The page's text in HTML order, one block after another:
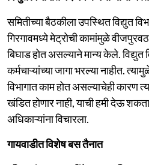
समितीच्या बैठकीला उपस्थित विद्युत
गिरगावमध्ये मेट्रोची कामांमुळे
बिघाड होत असल्याने मान्य केले. विद्युत
कर्मचाऱ्यांच्या जागा भरल्या नाहीत.
विभागात काम होत असल्याचेही कारण
खंडित होणार नाही, याची हमी देऊ
अधिकाऱ्यांना विचारला.
गायवाडीत विशेष बस तैनात